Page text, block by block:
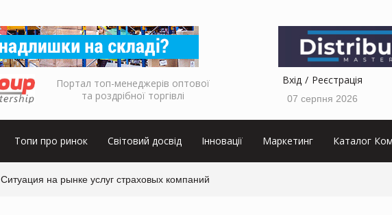
Портал топ-менеджерів оптової
та роздрібної торгівлі
Вхід Реєстрація
07 серпня 2026
Топи про ринок Світовий досвід Інновації Маркетинг Каталог
Ситуация на рынке услуг страховых компаний